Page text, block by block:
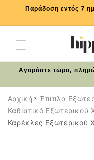
μετάβαση
περιεχόμενο
Παράδοση εντός 7
Αγοράστε τώρα,
Αρχική
Έπιπλα
Καθιστικό Εξωτερικού
Καρέκλες Εξωτερικού